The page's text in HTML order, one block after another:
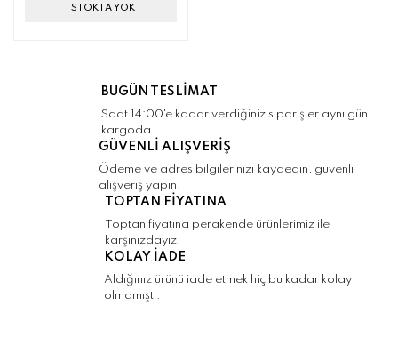
STOKTA YOK
BUGÜN TESLİMAT
Saat 14:00'e kadar verdiğiniz siparişler aynı gün
kargoda.
GÜVENLİ ALIŞVERİŞ
Ödeme ve adres bilgilerinizi kaydedin, güvenli
alışveriş yapın.
TOPTAN FİYATINA
Toptan fiyatına perakende ürünlerimiz ile
karşınızdayız.
KOLAY İADE
Aldığınız ürünü iade etmek hiç bu kadar kolay
olmamıştı.